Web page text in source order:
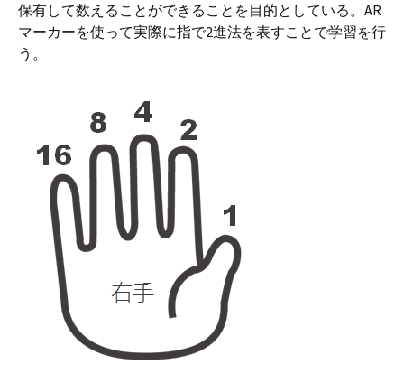
保有して数えることができることを目的としている。AR
マーカーを使って実際に指で2進法を表すことで学習を行
う。